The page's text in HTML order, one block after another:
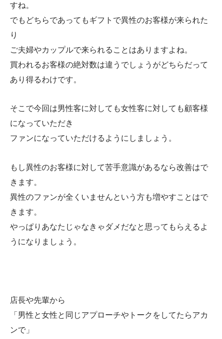
すね。
でもどちらであってもギフトで異性のお客様が来られた
り
ご夫婦やカップルで来られることはありますよね。
買われるお客様の絶対数は違うでしょうがどちらだって
あり得るわけです。
そこで今回は男性客に対しても女性客に対しても顧客様
になっていただき
ファンになっていただけるようにしましょう。
もし異性のお客様に対して苦手意識があるなら改善はで
きます。
異性のファンが全くいませんという方も増やすことはで
きます。
やっぱりあなたじゃなきゃダメだなと思ってもらえるよ
うになりましょう。
店長や先輩から
「男性と女性と同じアプローチやトークをしてたらアカ
ンで」